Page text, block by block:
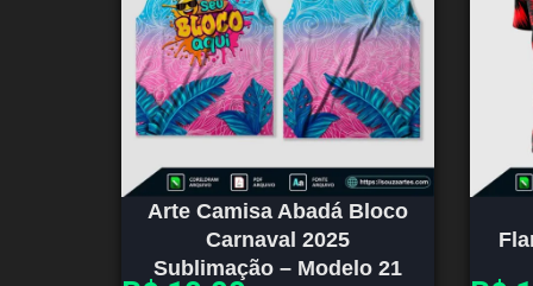
Arte Camisa Abadá Bloco
Carnaval 2025
Sublimação – Modelo 21